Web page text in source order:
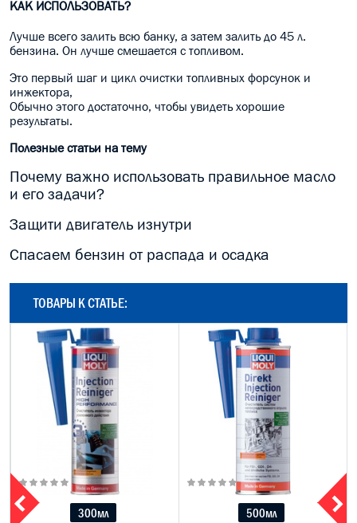
КАК ИСПОЛЬЗОВАТЬ?
Лучше всего залить всю банку, а затем залить до 45 л.
бензина. Он лучше смешается с топливом.
Это первый шаг и цикл очистки топливных форсунок и
инжектора,
Обычно этого достаточно, чтобы увидеть хорошие
результаты.
Полезные статьи на тему
Почему важно использовать правильное масло
и его задачи?
Защити двигатель изнутри
Спасаем бензин от распада и осадка
ТОВАРЫ К СТАТЬЕ:
300мл
500мл